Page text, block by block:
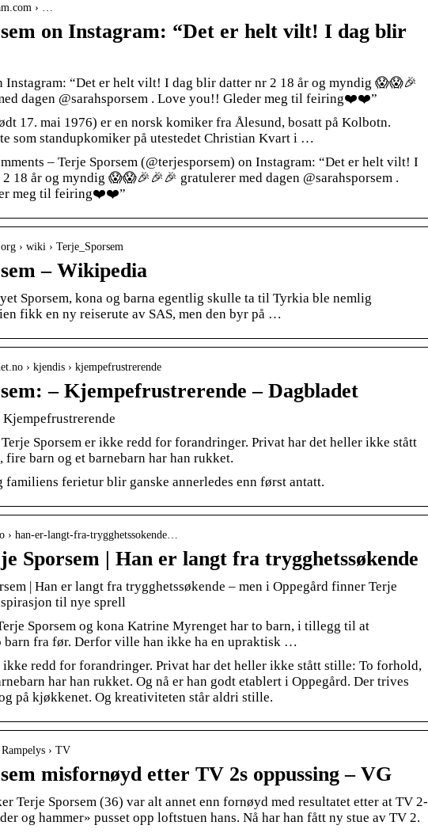
› …
on Instagram: “Det er helt vilt! I dag blir
Instagram: “Det er helt vilt! I dag blir datter nr 2 18 år og myndig 😱😱🎉
dagen @sarahsporsem . Love you!! Gleder meg til feiring❤️❤️”
17. mai 1976) er en norsk komiker fra Ålesund, bosatt på Kolbotn.
som standupkomiker på utestedet Christian Kvart i …
– Terje Sporsem (@terjesporsem) on Instagram: “Det er helt vilt! I
18 år og myndig 😱😱🎉🎉🎉 gratulerer med dagen @sarahsporsem .
meg til feiring❤️❤️”
› wiki › Terje_Sporsem
– Wikipedia
Sporsem, kona og barna egentlig skulle ta til Tyrkia ble nemlig
fikk en ny reiserute av SAS, men den byr på …
› kjendis › kjempefrustrerende
– Kjempefrustrerende – Dagbladet
Kjempefrustrerende
Sporsem er ikke redd for forandringer. Privat har det heller ikke stått
barn og et barnebarn har han rukket.
familiens ferietur blir ganske annerledes enn først antatt.
› han-er-langt-fra-trygghetssokende…
Sporsem | Han er langt fra trygghetssøkende
| Han er langt fra trygghetssøkende – men i Oppegård finner Terje
til nye sprell
Sporsem og kona Katrine Myrenget har to barn, i tillegg til at
barn fra før. Derfor ville han ikke ha en upraktisk …
ikke redd for forandringer. Privat har det heller ikke stått stille: To forhold,
har han rukket. Og nå er han godt etablert i Oppegård. Der trives
på kjøkkenet. Og kreativiteten står aldri stille.
› TV
misfornøyd etter TV 2s oppussing – VG
Terje Sporsem (36) var alt annet enn fornøyd med resultatet etter at TV 2-
og hammer» pusset opp loftstuen hans. Nå har han fått ny stue av TV 2.